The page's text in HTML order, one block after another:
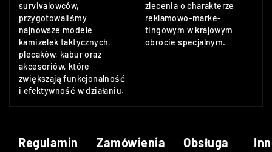
survivalowców,
przygotowaliśmy
najnowsze modele
kamizelek taktycznych,
plecaków, kabur oraz
akcesoriów, które
zwiększają funkcjonalność
i efektywność w działaniu.
zlecenia o charakterze
reklamowo-marke-
tingowym w krajowym
obrocie specjalnym.
Regulamin Zamówienia
Obsługa